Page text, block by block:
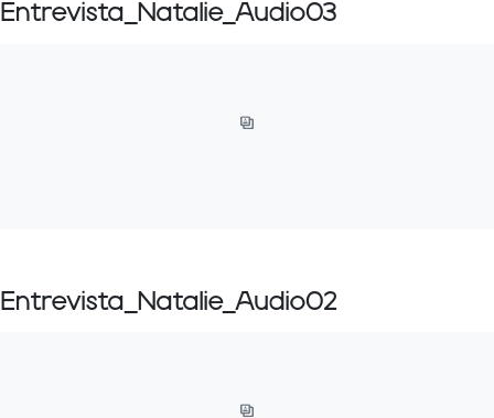
Entrevista_Natalie_Audio03
Entrevista_Natalie_Audio02